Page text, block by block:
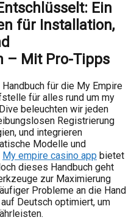
Ein
für Installation,
– Mit Pro-Tipps
für die My Empire
für alles rund um my
beleuchten wir jeden
Registrierung
und integrieren
Modelle und
My empire casino app bietet
dieses Handbuch geht
zur Maximierung
Probleme an die Hand
Deutsch optimiert, um